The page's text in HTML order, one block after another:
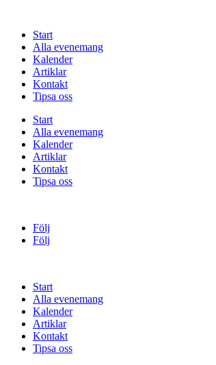
Start
Alla evenemang
Kalender
Artiklar
Kontakt
Tipsa oss
Start
Alla evenemang
Kalender
Artiklar
Kontakt
Tipsa oss
Följ
Följ
Start
Alla evenemang
Kalender
Artiklar
Kontakt
Tipsa oss